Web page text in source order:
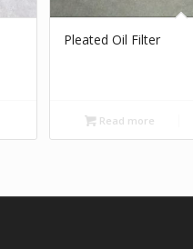
Pleated Oil Filter
Read more